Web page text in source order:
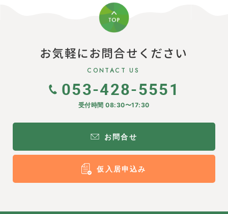
お気軽にお問合せください
CONTACT US
053-428-5551
受付時間 08:30〜17:30
お問合せ
仮入居申込み